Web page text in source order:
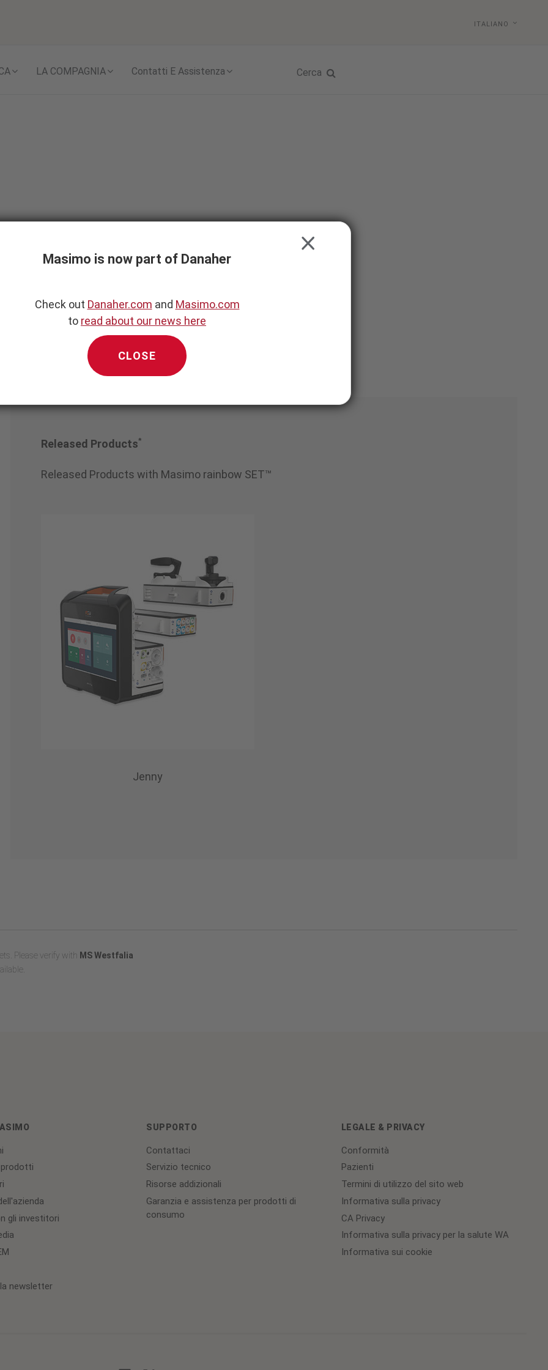
ITALIANO
LA COMPAGNIA Contatti E Assistenza Cerca
GmbH
Released Products*
Released Products with Masimo rainbow SET™
Jenny
Please verify with MS Westfalia
gli investitori
newsletter
SUPPORTO
Contattaci
Servizio tecnico
Risorse addizionali
Garanzia e assistenza per prodotti di
consumo
LEGALE & PRIVACY
Conformità
Pazienti
Termini di utilizzo del sito web
Informativa sulla privacy
CA Privacy
Informativa sulla privacy per la salute WA
Informativa sui cookie
Masimo is now part of Danaher
CLOSE
Check out Danaher.com and Masimo.com
to read about our news here
CLOSE